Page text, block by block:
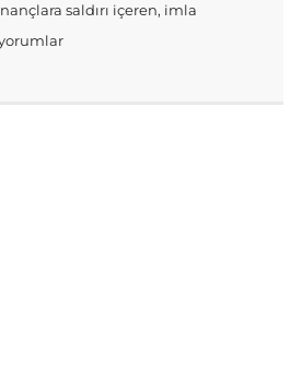
saldırı içeren, imla